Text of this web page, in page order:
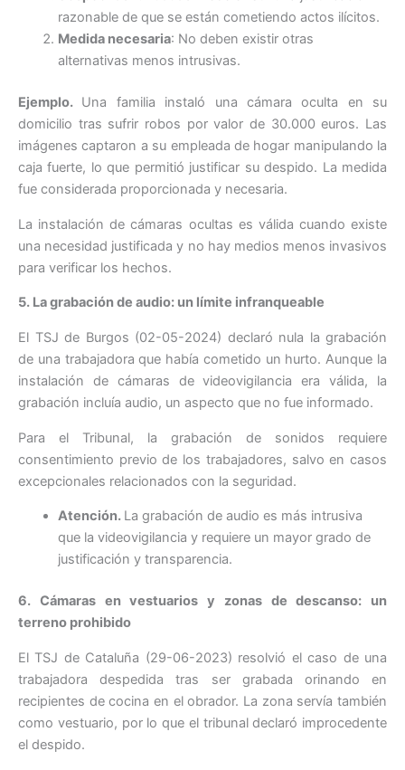
razonable de que se están cometiendo actos ilícitos.
Medida necesaria: No deben existir otras
alternativas menos intrusivas.
Ejemplo. Una familia instaló una cámara oculta en su
domicilio tras sufrir robos por valor de 30.000 euros. Las
imágenes captaron a su empleada de hogar manipulando la
caja fuerte, lo que permitió justificar su despido. La medida
fue considerada proporcionada y necesaria.
La instalación de cámaras ocultas es válida cuando existe
una necesidad justificada y no hay medios menos invasivos
para verificar los hechos.
5. La grabación de audio: un límite infranqueable
El TSJ de Burgos (02-05-2024) declaró nula la grabación
de una trabajadora que había cometido un hurto. Aunque la
instalación de cámaras de videovigilancia era válida, la
grabación incluía audio, un aspecto que no fue informado.
Para el Tribunal, la grabación de sonidos requiere
consentimiento previo de los trabajadores, salvo en casos
excepcionales relacionados con la seguridad.
Atención. La grabación de audio es más intrusiva
que la videovigilancia y requiere un mayor grado de
justificación y transparencia.
6. Cámaras en vestuarios y zonas de descanso: un
terreno prohibido
El TSJ de Cataluña (29-06-2023) resolvió el caso de una
trabajadora despedida tras ser grabada orinando en
recipientes de cocina en el obrador. La zona servía también
como vestuario, por lo que el tribunal declaró improcedente
el despido.